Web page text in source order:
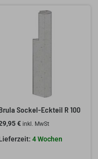
Sockel-Eckteil R 100
€ inkl. MwSt
4 Wochen